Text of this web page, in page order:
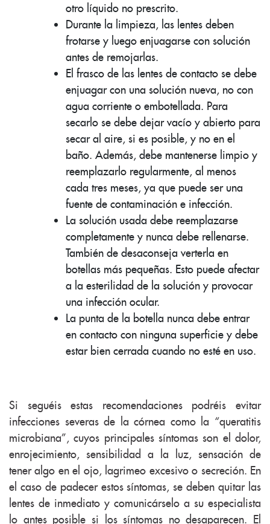
otro líquido no prescrito.
Durante la limpieza, las lentes deben
frotarse y luego enjuagarse con solución
antes de remojarlas.
El frasco de las lentes de contacto se debe
enjuagar con una solución nueva, no con
agua corriente o embotellada. Para
secarlo se debe dejar vacío y abierto para
secar al aire, si es posible, y no en el
baño. Además, debe mantenerse limpio y
reemplazarlo regularmente, al menos
cada tres meses, ya que puede ser una
fuente de contaminación e infección.
La solución usada debe reemplazarse
completamente y nunca debe rellenarse.
También de desaconseja verterla en
botellas más pequeñas. Esto puede afectar
a la esterilidad de la solución y provocar
una infección ocular.
La punta de la botella nunca debe entrar
en contacto con ninguna superficie y debe
estar bien cerrada cuando no esté en uso.
Si seguéis estas recomendaciones podréis evitar
infecciones severas de la córnea como la “queratitis
microbiana”, cuyos principales síntomas son el dolor,
enrojecimiento, sensibilidad a la luz, sensación de
tener algo en el ojo, lagrimeo excesivo o secreción. En
el caso de padecer estos síntomas, se deben quitar las
lentes de inmediato y comunicárselo a su especialista
lo antes posible si los síntomas no desaparecen. El